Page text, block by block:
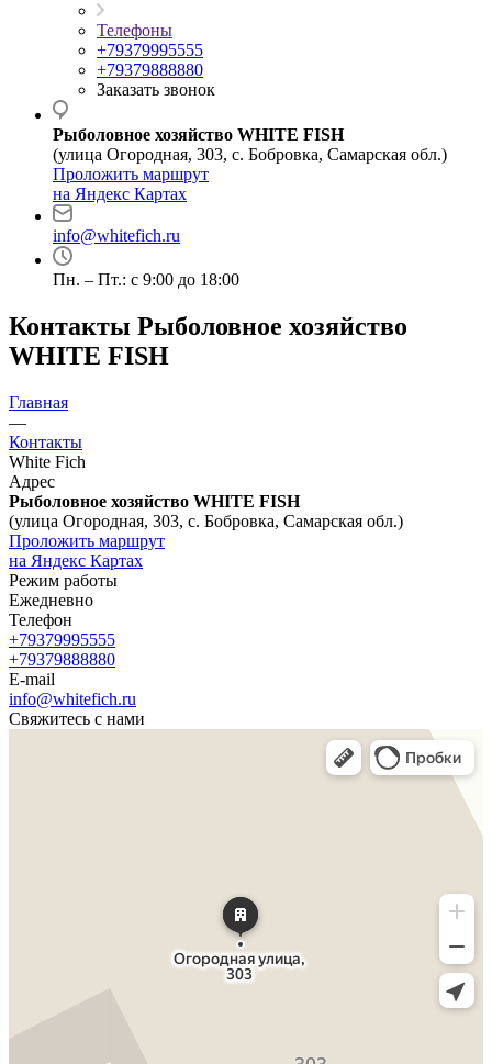
Телефоны
+79379995555
+79379888880
Заказать звонок
Рыболовное хозяйство WHITE FISH
(улица Огородная, 303, с. Бобровка, Самарская обл.)
Проложить маршрут
на Яндекс Картах
info@whitefich.ru
Пн. – Пт.: с 9:00 до 18:00
Контакты Рыболовное хозяйство
WHITE FISH
Главная
—
Контакты
White Fich
Адрес
Рыболовное хозяйство WHITE FISH
(улица Огородная, 303, с. Бобровка, Самарская обл.)
Проложить маршрут
на Яндекс Картах
Режим работы
Ежедневно
Телефон
+79379995555
+79379888880
E-mail
info@whitefich.ru
Свяжитесь с нами
Огородная улица, 303: как доехать на автомобиле, общественным транспортом или